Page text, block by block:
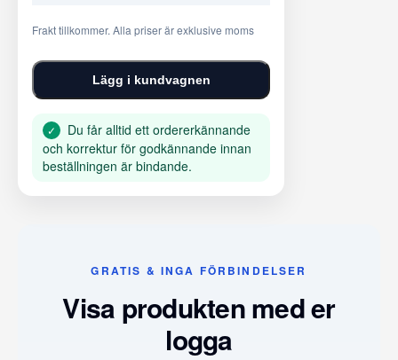
Frakt tillkommer. Alla priser är exklusive moms
Lägg i kundvagnen
✓
Du får alltid ett ordererkännande
och korrektur för godkännande innan
beställningen är bindande.
GRATIS & INGA FÖRBINDELSER
Visa produkten med er
logga